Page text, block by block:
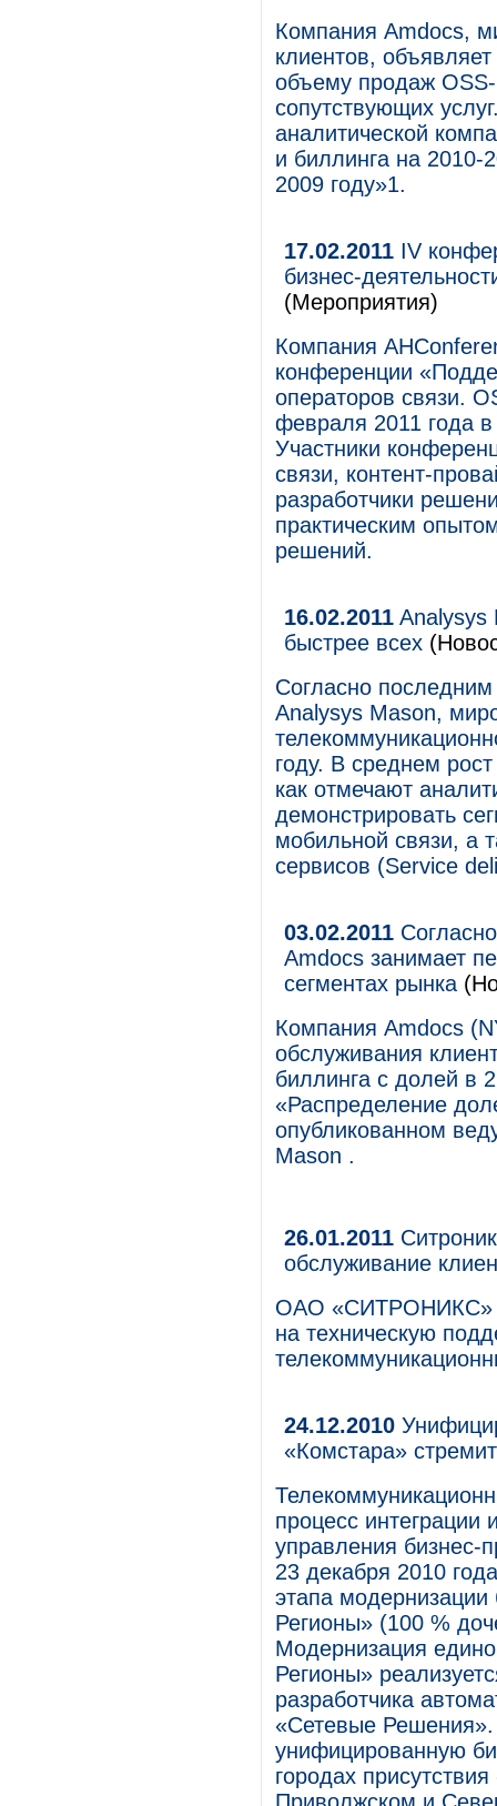
Компания Amdocs,
клиентов,
объему продаж
сопутствующих
аналитической
и биллинга на 2010-
2009 году»1.
17.02.2011 IV
бизнес-
(Мероприятия)
Компания
конференции
операторов связи.
февраля 2011 года
Участники
связи, контент-
разработчики
практическим
решений.
16.02.2011 Analysys
быстрее всех
Согласно последним
Analysys Mason,
году. В среднем
как отмечают
демонстрировать
мобильной связи, а
сервисов (Service
03.02.2011
Amdocs занимает
сегментах рынка
Компания Amdocs
обслуживания
биллинга с долей в
«Распределение
опубликованном
Mason .
26.01.2011
обслуживание
ОАО «СИТРОНИКС»
на техническую
24.12.2010
«Комстара»
процесс интеграции
управления бизнес-
23 декабря 2010
этапа
Регионы» (100 %
Модернизация
Регионы»
разработчика
«Сетевые
унифицированную
городах